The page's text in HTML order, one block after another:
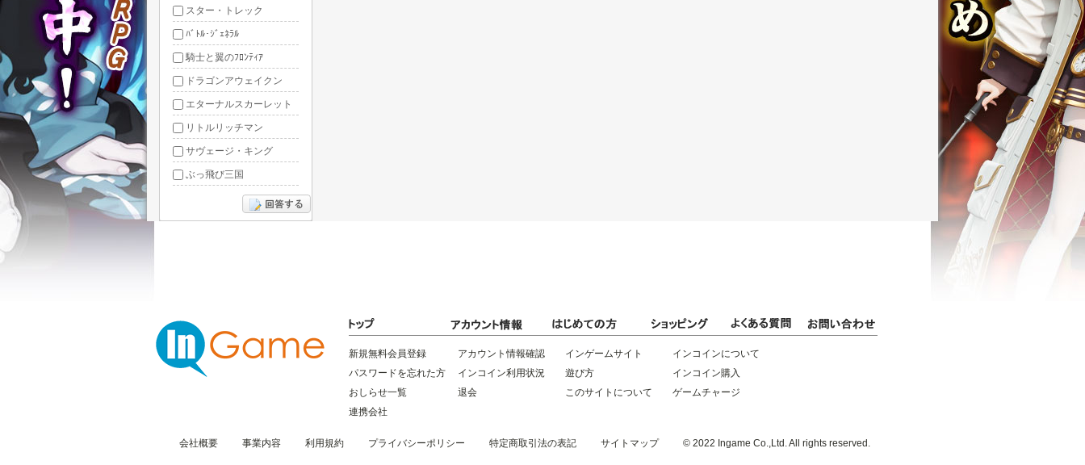
スター・トレック
ﾊﾞﾄﾙ･ｼﾞｪﾈﾗﾙ
騎士と翼のﾌﾛﾝﾃｨｱ
ドラゴンアウェイクン
エターナルスカーレット
リトルリッチマン
サヴェージ・キング
ぶっ飛び三国
あやかしっくレコード
新規無料会員登録
パスワードを忘れた方
おしらせ一覧
連携会社
アカウント情報確認
インコイン利用状況
退会
インゲームサイト
遊び方
このサイトについて
インコインについて
インコイン購入
ゲームチャージ
会社概要 事業内容 利用規約 プライバシーポリシー 特定商取引法の表記 サイトマップ © 2022 Ingame Co.,Ltd. All rights reserved.